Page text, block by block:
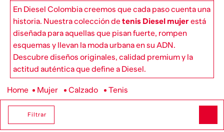
En Diesel Colombia creemos que cada paso cuenta una
historia. Nuestra colección de tenis Diesel mujerestá
diseñada para aquellas que pisan fuerte, rompen
esquemas y llevan la moda urbana en su ADN.
Descubre diseños originales, calidad premium y la
actitud auténtica que define a Diesel.
Mujer Calzado Tenis
Filtrar